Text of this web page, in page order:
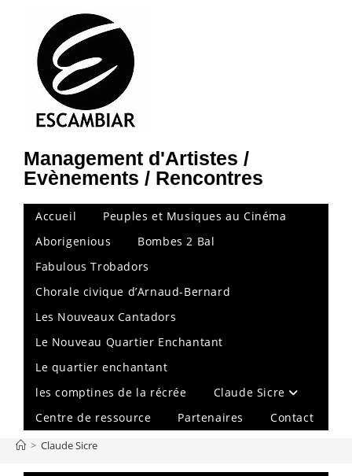
Management d'Artistes /
Evènements / Rencontres
Accueil
Peuples et Musiques au Cinéma
Aborigenious
Bombes 2 Bal
Fabulous Trobadors
Chorale civique d’Arnaud-Bernard
Les Nouveaux Cantadors
Le Nouveau Quartier Enchantant
Le quartier enchantant
les comptines de la récrée
Claude Sicre
Centre de ressource
Partenaires Contact
> Claude Sicre